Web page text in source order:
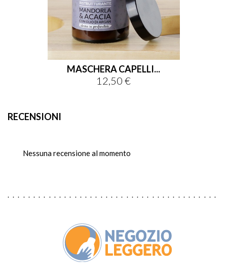
MASCHERA CAPELLI...
Prezzo
12,50 €
RECENSIONI
Nessuna recensione al momento